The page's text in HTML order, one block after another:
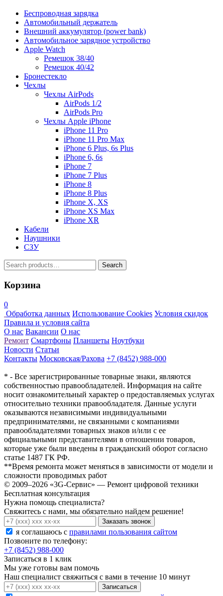
Беспроводная зарядка
Автомобильный держатель
Внешний аккумулятор (power bank)
Автомобильное зарядное устройство
Apple Watch
Ремешок 38/40
Ремешок 40/42
Бронестекло
Чехлы
Чехлы AirPods
AirPods 1/2
AirPods Pro
Чехлы Apple iPhone
iPhone 11 Pro
iPhone 11 Pro Max
iPhone 6 Plus, 6s Plus
iPhone 6, 6s
iPhone 7
iPhone 7 Plus
iPhone 8
iPhone 8 Plus
iPhone X, XS
iPhone XS Max
iPhone XR
Кабели
Наушники
СЗУ
Search
for:
Search
Корзина
0
Обработка данных Использование Cookies Условия скидок
Правила и условия сайта
О нас Вакансии О нас
Ремонт Смартфоны Планшеты Ноутбуки
Новости Статьи
Контакты Московская/Рахова +7 (8452) 988-000
* - Все зарегистрированные товарные знаки, являются
собственностью правообладателей. Информация на сайте
носит ознакомительный характер о предоставляемых услугах
относительно техники правообладателя. Данные услуги
оказываются независимыми индивидуальными
предпринимателями, не связанными с компаниями
правообладателями товарных знаков и/или с ее
официальными представителями в отношении товаров,
которые уже были введены в гражданский оборот согласно
статье 1487 ГК РФ.
**Время ремонта может меняться в зависимости от модели и
сложности проводимых работ
© 2009–2026 «3G-Сервис» — Ремонт цифровой техники
Бесплатная консультация
Нужна помощь специалиста?
Свяжитесь с нами, мы обязательно найдем решение!
Заказать звонок
я соглашаюсь c правилами пользования сайтом
Позвоните по телефону:
+7 (8452) 988-000
Записаться в 1 клик
Мы уже готовы вам помочь
Наш специалист свяжиться с вами в течение 10 минут
Записаться